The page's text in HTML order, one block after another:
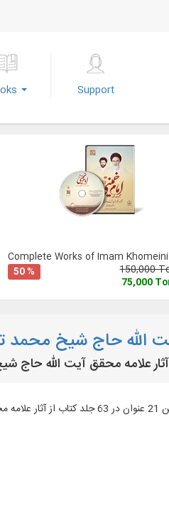
Support
Complete Works of Imam Khomeini
150,000
50 %
75,000
الله حاج شیخ
آثار علامه محقق آیت الله
محمدتقی شیخ شوشتری